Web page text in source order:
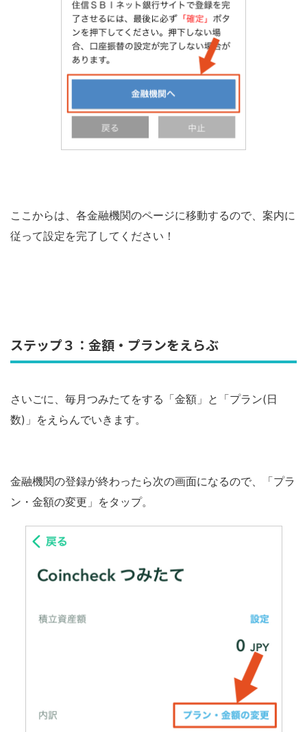
ここからは、各金融機関のページに移動するので、案内に
従って設定を完了してください！
ステップ３：金額・プランをえらぶ
さいごに、毎月つみたてをする「金額」と「プラン(日
数)」をえらんでいきます。
金融機関の登録が終わったら次の画面になるので、「プラ
ン・金額の変更」をタップ。